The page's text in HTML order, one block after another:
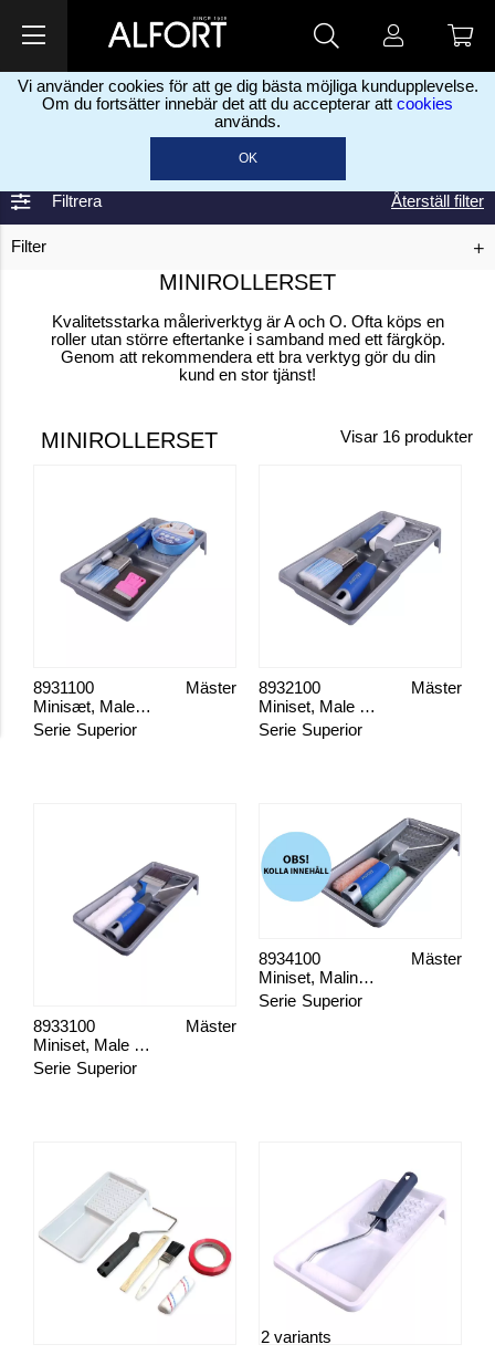
Vi använder cookies för att ge dig bästa möjliga kundupplevelse.
Om du fortsätter innebär det att du accepterar att cookies
används.
OK
Rollers & Rollerbøjler
Filtrera
Filter
Återställ filter
MINIROLLERSET
Kvalitetsstarka måleriverktyg är A och O. Ofta köps en
roller utan större eftertanke i samband med ett färgköp.
Genom att rekommendera ett bra verktyg gör du din
kund en stor tjänst!
MINIROLLERSET Visar 16 produkter
Minisæt, Male vinduer
Mäster
8931100
Serie Superior
Miniset, Male Møbel
Mäster
8932100
Serie Superior
Miniset, Male Snedkerarbejde/Døre
Mäster
8933100
Serie Superior
Miniset, Maling alle flader
Mäster
8934100
Serie Superior
2 variants